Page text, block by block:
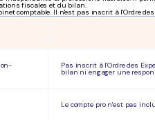
fiscales et du bilan.
comptable. Il n'est pas inscrit à l'Ordre
Pas inscrit à l'Ordre des
bilan ni engager une
Le compte pro n'est pas